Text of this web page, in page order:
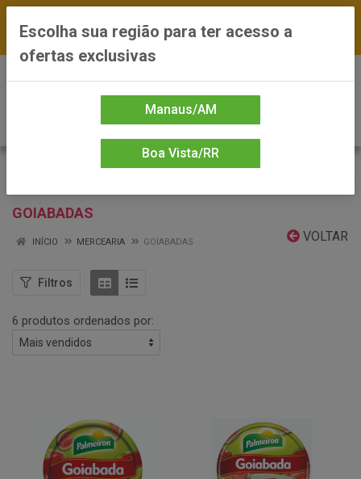
*Preços exclusivos do site — Entrega em até 24h
GOIABADAS
VOLTAR
INÍCIO MERCEARIA GOIABADAS
Filtros
6 produtos ordenados por:
Escolha sua região para ter acesso a
ofertas exclusivas
Manaus/AM
Boa Vista/RR